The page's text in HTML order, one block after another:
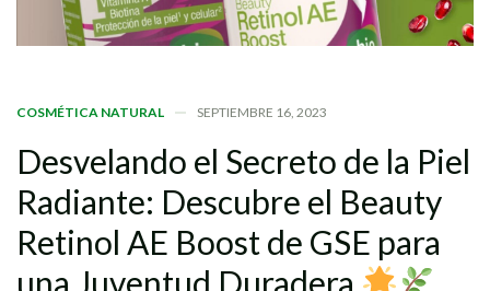
COSMÉTICA NATURAL SEPTIEMBRE 16, 2023
Desvelando el Secreto de la Piel
Radiante: Descubre el Beauty
Retinol AE Boost de GSE para
una Juventud Duradera